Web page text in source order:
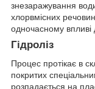
знезаражування
хлорвмісних
одночасному впливі
Гідроліз
Процес протікає в
покритих
розпадається на